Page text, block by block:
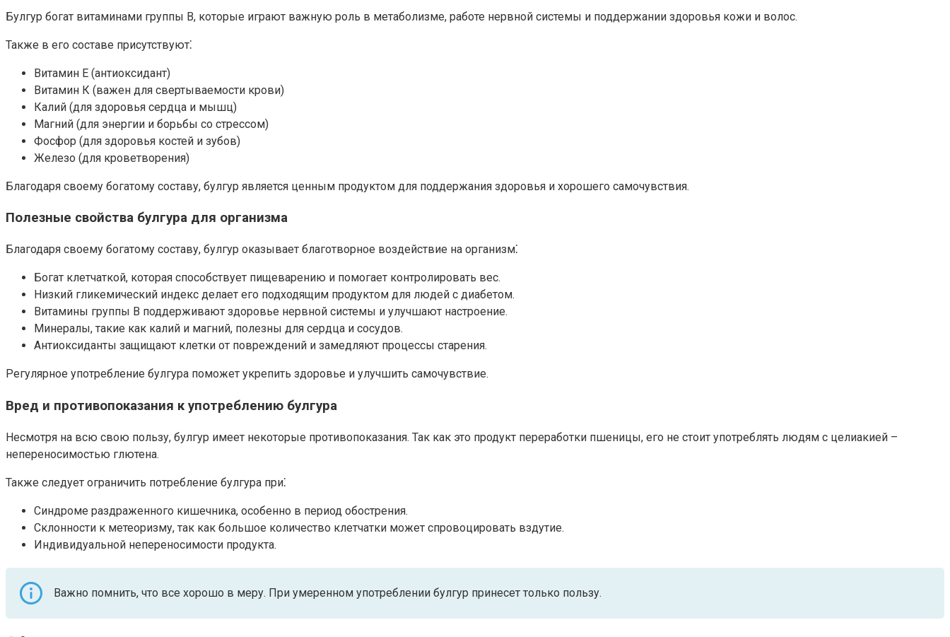
Булгур богат витаминами группы B, которые играют важную роль в метаболизме, работе нервной системы и поддержании здоровья кожи и волос.​
Также в его составе присутствуют⁚
Витамин Е (антиоксидант)
Витамин К (важен для свертываемости крови)
Калий (для здоровья сердца и мышц)
Магний (для энергии и борьбы со стрессом)
Фосфор (для здоровья костей и зубов)
Железо (для кроветворения)
Благодаря своему богатому составу, булгур является ценным продуктом для поддержания здоровья и хорошего самочувствия.​
Полезные свойства булгура для организма
Благодаря своему богатому составу, булгур оказывает благотворное воздействие на организм⁚
Богат клетчаткой, которая способствует пищеварению и помогает контролировать вес.​
Низкий гликемический индекс делает его подходящим продуктом для людей с диабетом.​
Витамины группы B поддерживают здоровье нервной системы и улучшают настроение.​
Минералы, такие как калий и магний, полезны для сердца и сосудов.​
Антиоксиданты защищают клетки от повреждений и замедляют процессы старения.​
Регулярное употребление булгура поможет укрепить здоровье и улучшить самочувствие.​
Вред и противопоказания к употреблению булгура
Несмотря на всю свою пользу, булгур имеет некоторые противопоказания.​ Так как это продукт переработки пшеницы, его не стоит употреблять людям с целиакией –
непереносимостью глютена.​
Также следует ограничить потребление булгура при⁚
Синдроме раздраженного кишечника, особенно в период обострения.​
Склонности к метеоризму, так как большое количество клетчатки может спровоцировать вздутие.​
Индивидуальной непереносимости продукта.​
Важно помнить, что все хорошо в меру. При умеренном употреблении булгур принесет только пользу.